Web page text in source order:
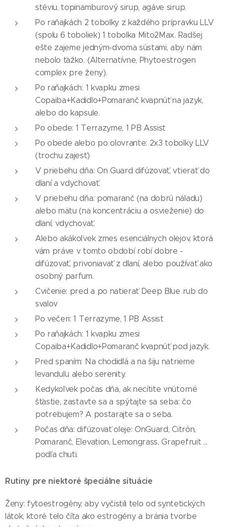
stéviu, topinamburový sirup, agáve sirup.
Po raňajkách 2 tobolky z každého prípravku LLV
(spolu 6 toboliek) 1 tobolka Mito2Max. Radšej
ešte zajeme jedným-dvoma sústami, aby nám
nebolo ťažko. (Alternatívne, Phytoestrogen
complex pre ženy).
Po raňajkách: 1 kvapku zmesi
Copaiba+Kadidlo+Pomaranč kvapnúť na jazyk,
alebo do kapsule.
Po obede: 1 Terrazyme, 1 PB Assist
Po obede alebo po olovrante: 2x3 tobolky LLV
(trochu zajesť)
V priebehu dňa: On Guard difúzovať, vtierať do
dlaní a vdychovať.
V priebehu dňa: pomaranč (na dobrú náladu)
alebo mätu (na koncentráciu a osvieženie) do
dlaní, vdychovať.
Alebo akákoľvek zmes esenciálnych olejov, ktorá
vám práve v tomto období robí dobre -
difúzovať, privoniavať z dlaní, alebo používať ako
osobný parfum.
Cvičenie: pred a po natierať Deep Blue rub do
svalov
Po večeri: 1 Terrazyme, 1 PB Assist
Po raňajkách: 1 kvapku zmesi
Copaiba+Kadidlo+Pomaranč kvapnúť pod jazyk.
Pred spaním: Na chodidlá a na šiju natrieme
levanduľu alebo serenity.
Kedykoľvek počas dňa, ak necítite vnútorné
šťastie, zastavte sa a spýtajte sa seba: čo
potrebujem? A postarajte sa o seba.
Počas dňa: difúzovať oleje: OnGuard, Citrón,
Pomaranč, Elevation, Lemongrass, Grapefruit ...
podľa chuti.
Rutiny pre niektoré špeciálne situácie
Ženy: fytoestrogény, aby vyčistili telo od syntetických
látok, ktoré telo číta ako estrogény a bránia tvorbe